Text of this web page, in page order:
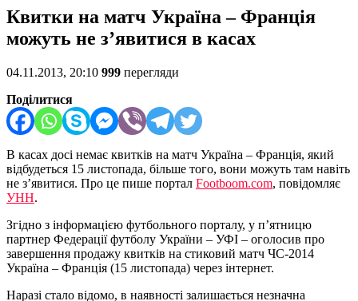
Квитки на матч Україна – Франція
можуть не з’явитися в касах
04.11.2013, 20:10 999 перегляди
Поділитися
В касах досі немає квитків на матч Україна – Франція, який
відбудеться 15 листопада, більше того, вони можуть там навіть
не з’явитися. Про це пише портал Footboom.com, повідомляє
УНН.
Згідно з інформацією футбольного порталу, у п’ятницю
партнер Федерації футболу України – УФІ – оголосив про
завершення продажу квитків на стиковий матч ЧС-2014
Україна – Франція (15 листопада) через інтернет.
Наразі стало відомо, в наявності залишається незначна